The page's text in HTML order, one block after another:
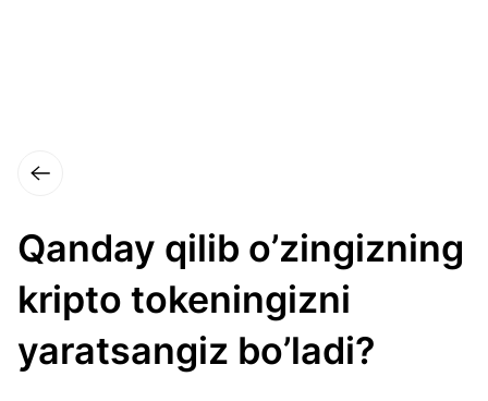
Qanday qilib o’zingizning
kripto tokeningizni
yaratsangiz bo’ladi?